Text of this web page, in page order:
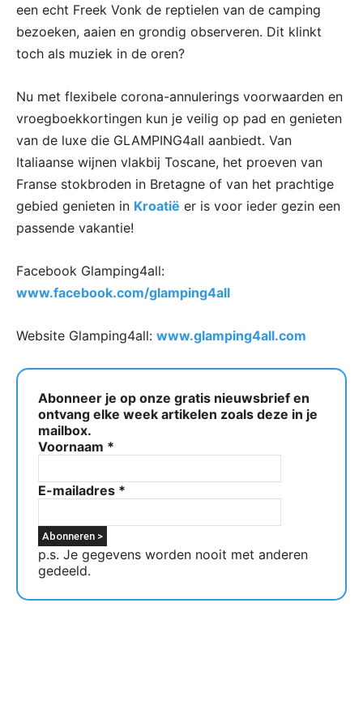
een echt Freek Vonk de reptielen van de camping
bezoeken, aaien en grondig observeren. Dit klinkt
toch als muziek in de oren?
Nu met flexibele corona-annulerings voorwaarden en
vroegboekkortingen kun je veilig op pad en genieten
van de luxe die GLAMPING4all aanbiedt. Van
Italiaanse wijnen vlakbij Toscane, het proeven van
Franse stokbroden in Bretagne of van het prachtige
gebied genieten in Kroatië er is voor ieder gezin een
passende vakantie!
Facebook Glamping4all:
www.facebook.com/glamping4all
Website Glamping4all: www.glamping4all.com
Abonneer je op onze gratis nieuwsbrief en
ontvang elke week artikelen zoals deze in je
mailbox.
Voornaam *
E-mailadres *
p.s. Je gegevens worden nooit met anderen
gedeeld.